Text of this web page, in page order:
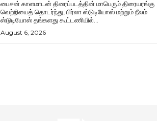
பைசன் காளமாடன் திரைப்படத்தின் மாபெரும் திரையரங்கு
வெற்றியைத் தொடர்ந்து, பிர்லா ஸ்டுடியோஸ் மற்றும் நீலம்
ஸ்டுடியோஸ் தங்களது கூட்டணியில்...
August 6, 2026